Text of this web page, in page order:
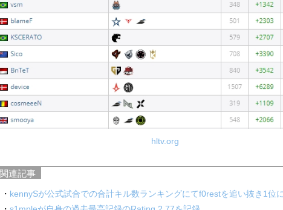
hltv.org
関連記事
・ kennySが公式試合での合計キル数ランキングにてf0restを追い抜き1位に